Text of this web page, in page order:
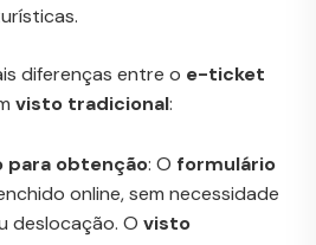
diferenças entre o e-ticket
visto tradicional:
para obtenção: O formulário
online, sem necessidade
deslocação. O visto